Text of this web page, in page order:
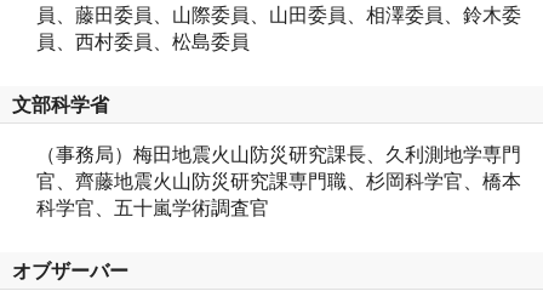
員、藤田委員、山際委員、山田委員、相澤委員、鈴木委
員、西村委員、松島委員
文部科学省
（事務局）梅田地震火山防災研究課長、久利測地学専門
官、齊藤地震火山防災研究課専門職、杉岡科学官、橋本
科学官、五十嵐学術調査官
オブザーバー